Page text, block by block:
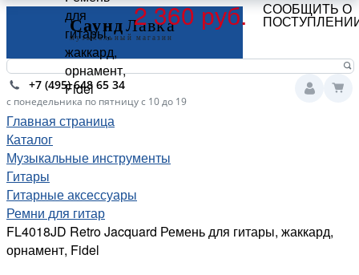
+7 (495) 648 65 34
с понедельника по пятницу с 10 до 19
Главная страница
Каталог
Музыкальные инструменты
Гитары
Гитарные аксессуары
Ремни для гитар
FL4018JD Retro Jacquard Ремень для гитары, жаккард,
орнамент, Fidel
для
гитары,
жаккард,
орнамент,
Fidel
2 360 руб. СООБЩИТЬ О